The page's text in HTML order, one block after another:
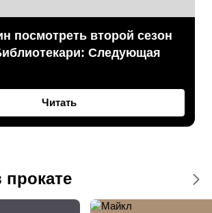
посмотреть второй сезон
Следующая
Читать